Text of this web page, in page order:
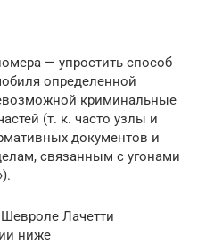
— упростить способ
определенной
криминальные
(т. к. часто узлы и
документов и
связанным с угонами
Лачетти
ниже